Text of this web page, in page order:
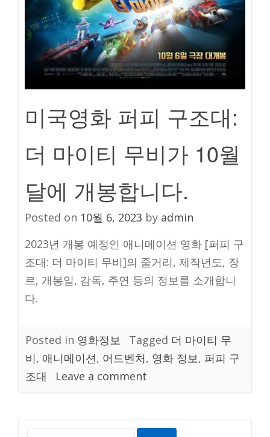
미국영화 퍼피 구조대:
더 마이티 무비가 10월
달에 개봉합니다.
Posted on 10월 6, 2023 by admin
2023년 개봉 예정인 애니메이션 영화 [퍼피 구
조대: 더 마이티 무비]의 줄거리, 제작년도, 장
르, 개봉일, 감독, 주연 등의 정보를 소개합니
다.
Posted in 영화정보 Tagged 더 마이티 무
비, 애니메이션, 어드벤처, 영화 정보, 퍼피 구
조대
Leave a comment
영